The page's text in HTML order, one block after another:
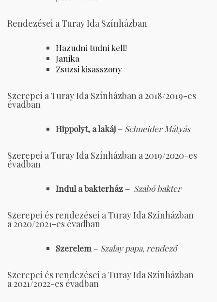
Rendezései a Turay Ida Színházban
Hazudni tudni kell!
Janika
Zsuzsi kisasszony
Szerepei a Turay Ida Színházban a 2018/2019-es
évadban
Hippolyt, a lakáj – Schneider Mátyás
Szerepei a Turay Ida Színházban a 2019/2020-es
évadban
Indul a bakterház – Szabó bakter
Szerepei és rendezései a Turay Ida Színházban
a 2020/2021-es évadban
Szerelem – Szalay papa, rendező
Szerepei és rendezései a Turay Ida Színházban
a 2021/2022-es évadban